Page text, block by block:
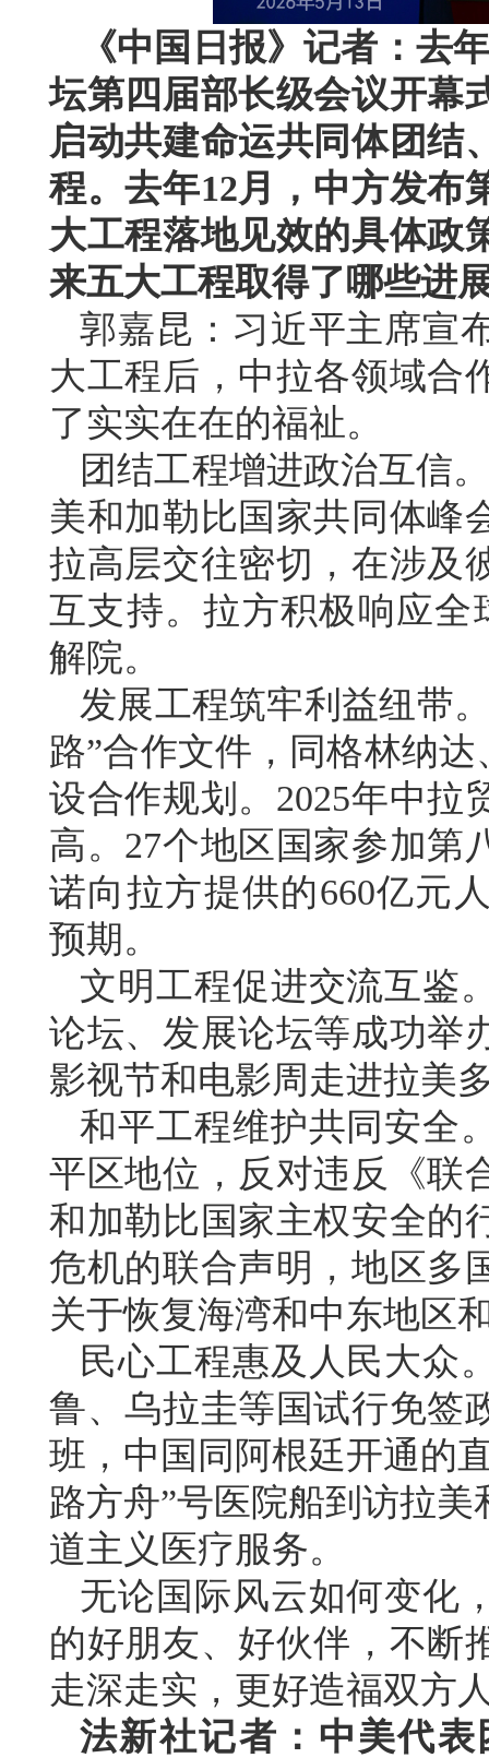
《中国日报》记者：去
坛第四届部长级会议开幕
启动共建命运共同体团结
程。去年12月，中方发布
大工程落地见效的具体政
来五大工程取得了哪些进
郭嘉昆：习近平主席宣
大工程后，中拉各领域合
了实实在在的福祉。
团结工程增进政治互信
美和加勒比国家共同体峰
拉高层交往密切，在涉及
互支持。拉方积极响应
解院。
发展工程筑牢利益纽带
路”合作文件，同格林纳
设合作规划。2025年中拉
高。27个地区国家参加第
诺向拉方提供的660亿元
预期。
文明工程促进交流互鉴
论坛、发展论坛等成功举
影视节和电影周走进拉美
和平工程维护共同安全
平区地位，反对违反《联
和加勒比国家主权安全的
危机的联合声明，地区多
关于恢复海湾和中东地区
民心工程惠及人民大众
鲁、乌拉圭等国试行免签
班，中国同阿根廷开通的
路方舟”号医院船到访拉
道主义医疗服务。
无论国际风云如何变化
的好朋友、好伙伴，不断
走深走实，更好造福双方
法新社记者：中美代